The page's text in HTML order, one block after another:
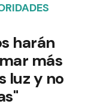
harán
más
luz y no